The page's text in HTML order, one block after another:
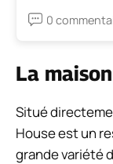
0
La
Situé
House est un
grande variété